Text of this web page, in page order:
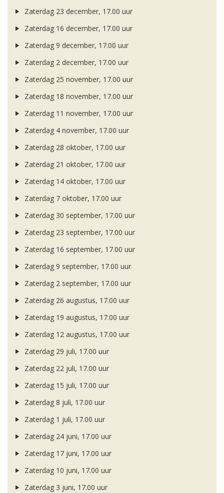
Zaterdag 23 december, 17.00 uur
Zaterdag 16 december, 17.00 uur
Zaterdag 9 december, 17.00 uur
Zaterdag 2 december, 17.00 uur
Zaterdag 25 november, 17.00 uur
Zaterdag 18 november, 17.00 uur
Zaterdag 11 november, 17.00 uur
Zaterdag 4 november, 17.00 uur
Zaterdag 28 oktober, 17.00 uur
Zaterdag 21 oktober, 17.00 uur
Zaterdag 14 oktober, 17.00 uur
Zaterdag 7 oktober, 17.00 uur
Zaterdag 30 september, 17.00 uur
Zaterdag 23 september, 17.00 uur
Zaterdag 16 september, 17.00 uur
Zaterdag 9 september, 17.00 uur
Zaterdag 2 september, 17.00 uur
Zaterdag 26 augustus, 17.00 uur
Zaterdag 19 augustus, 17.00 uur
Zaterdag 12 augustus, 17.00 uur
Zaterdag 29 juli, 17.00 uur
Zaterdag 22 juli, 17.00 uur
Zaterdag 15 juli, 17.00 uur
Zaterdag 8 juli, 17.00 uur
Zaterdag 1 juli, 17.00 uur
Zaterdag 24 juni, 17.00 uur
Zaterdag 17 juni, 17.00 uur
Zaterdag 10 juni, 17.00 uur
Zaterdag 3 juni, 17.00 uur